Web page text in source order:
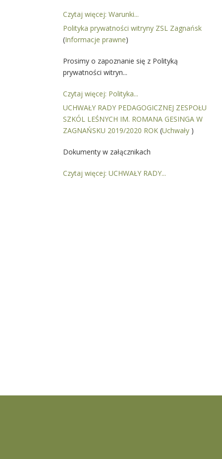
Czytaj więcej: Warunki...
Polityka prywatności witryny ZSL Zagnańsk
(Informacje prawne)
Prosimy o zapoznanie się z Polityką
prywatności witryn...
Czytaj więcej: Polityka...
UCHWAŁY RADY PEDAGOGICZNEJ ZESPOŁU
SZKÓL LEŚNYCH IM. ROMANA GESINGA W
ZAGNAŃSKU 2019/2020 ROK (Uchwały )
Dokumenty w załącznikach
Czytaj więcej: UCHWAŁY RADY...